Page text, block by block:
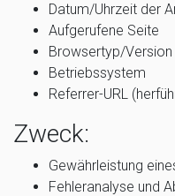
Datum/Uhrzeit der
Aufgerufene Seite
Browsertyp/Version
Betriebssystem
Referrer-URL
Zweck:
Gewährleistung
Fehleranalyse und